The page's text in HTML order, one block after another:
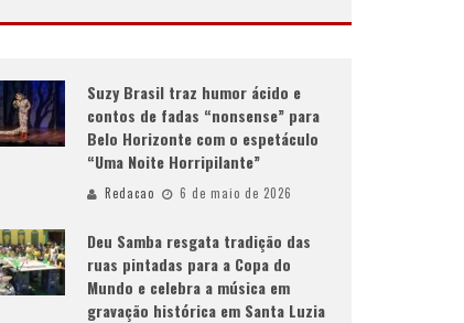
Suzy Brasil traz humor ácido e
contos de fadas “nonsense” para
Belo Horizonte com o espetáculo
“Uma Noite Horripilante”
Redacao 6 de maio de 2026
Deu Samba resgata tradição das
ruas pintadas para a Copa do
Mundo e celebra a música em
gravação histórica em Santa Luzia